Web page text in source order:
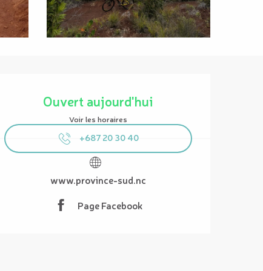
Ouverture et coordonnées
Ouvert aujourd'hui
Voir les horaires
+687 20 30 40
www.province-sud.nc
Page Facebook